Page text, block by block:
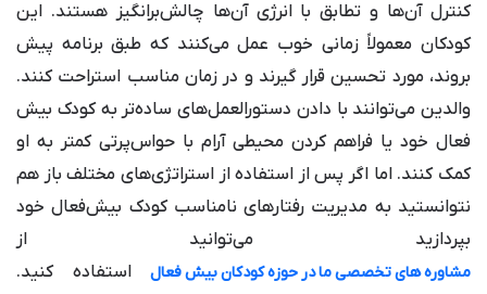
کنترل آن‌ها و تطابق با انرژی آن‌ها چالش‌برانگیز هستند. این
کودکان معمولاً زمانی خوب عمل می‌کنند که طبق برنامه پیش
بروند، مورد تحسین قرار گیرند و در زمان مناسب استراحت کنند.
والدین می‌توانند با دادن دستورالعمل‌های ساده‌تر به کودک بیش
فعال خود یا فراهم کردن محیطی آرام با حواس‌پرتی کمتر به او
کمک کنند. اما اگر پس از استفاده از استراتژی‌های مختلف باز هم
نتوانستید به مدیریت رفتارهای نامناسب کودک بیش‌فعال خود
بپردازید می‌توانید از
مشاوره های تخصصی ما در حوزه کودکان بیش فعال استفاده کنید.